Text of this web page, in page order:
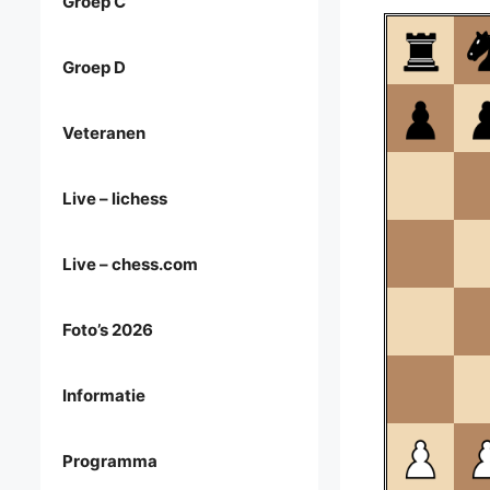
Groep D
Veteranen
Live – lichess
Live – chess.com
Foto’s 2026
Informatie
Programma